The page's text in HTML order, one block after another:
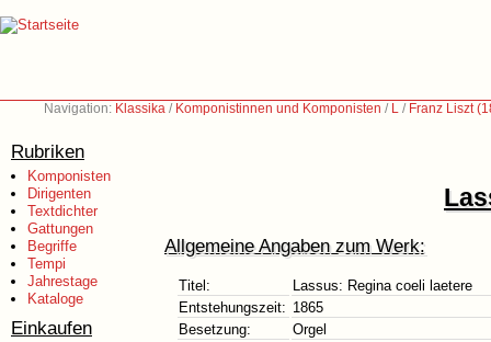
Navigation: Klassika / Komponistinnen und Komponisten / L / Franz Liszt
Rubriken
Komponisten
Dirigenten
Textdichter
Gattungen
Begriffe
Tempi
Jahrestage
Kataloge
Einkaufen
Allgemeine Angaben zum Werk:
Titel:
Lassus: Regina coeli laetere
Entstehungszeit: 1865
Besetzung:
Orgel